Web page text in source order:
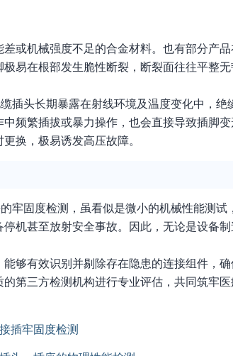
或机械强度不足的合金材料。也有部分产
易在根部发生脆性断裂，断裂面往往平整无
插头长期暴露在射线环境及温度变化中，
频繁插拔或暴力操作，也会直接导致插脚
换，极易诱发高压故障。
牢固度检测，虽看似是微小的机械性能测
机甚至放射安全事故。因此，无论是设备
够有效识别并剔除存在隐患的连接组件，
第三方检测机构进行专业评估，共同筑牢医
插牢固度检测